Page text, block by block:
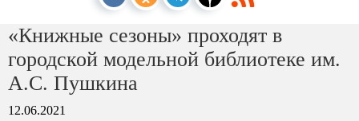
«Книжные сезоны» проходят в
городской модельной библиотеке им.
А.С. Пушкина
12.06.2021